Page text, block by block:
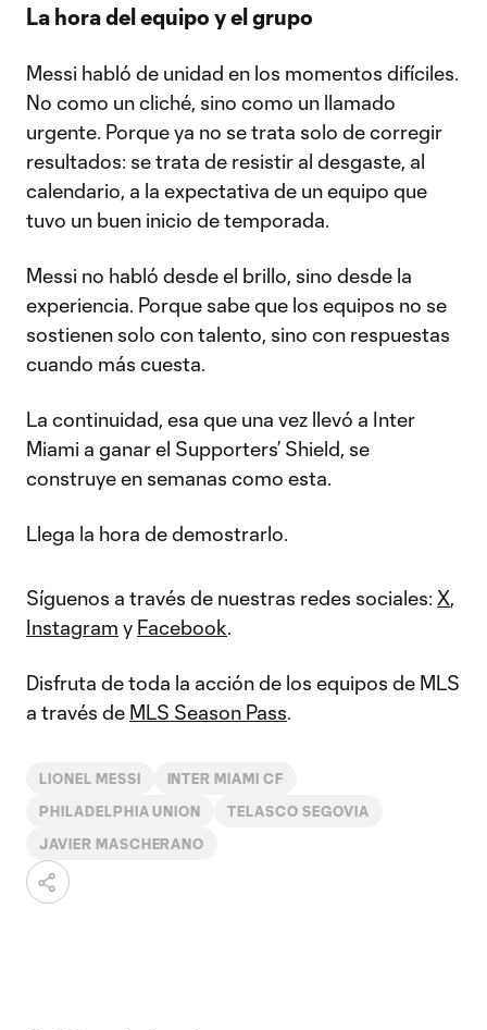
La hora del equipo y el grupo
Messi habló de unidad en los momentos difíciles.
No como un cliché, sino como un llamado
urgente. Porque ya no se trata solo de corregir
resultados: se trata de resistir al desgaste, al
calendario, a la expectativa de un equipo que
tuvo un buen inicio de temporada.
Messi no habló desde el brillo, sino desde la
experiencia. Porque sabe que los equipos no se
sostienen solo con talento, sino con respuestas
cuando más cuesta.
La continuidad, esa que una vez llevó a Inter
Miami a ganar el Supporters’ Shield, se
construye en semanas como esta.
Llega la hora de demostrarlo.
Síguenos a través de nuestras redes sociales: X,
Instagram y Facebook.
Disfruta de toda la acción de los equipos de MLS
a través de MLS Season Pass.
LIONEL MESSI INTER MIAMI CF
PHILADELPHIA UNION TELASCO SEGOVIA
JAVIER MASCHERANO